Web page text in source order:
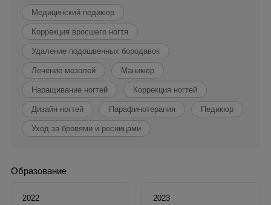
Медицинский педикюр
Коррекция вросшего ногтя
Удаление подошвенных бородавок
Лечение мозолей Маникюр
Наращивание ногтей Коррекция ногтей
Дизайн ногтей Парафинотерапия Педикюр
Уход за бровями и ресницами
Образование
2022
2023